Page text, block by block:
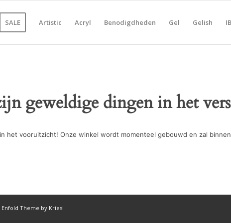
SALE Artistic Acryl Benodigdheden Gel Gelish
geweldige dingen in het
het vooruitzicht! Onze winkel wordt momenteel gebouwd en zal
Enfold Theme by Kriesi